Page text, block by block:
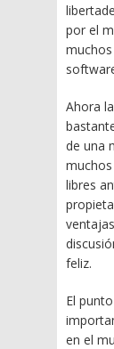
por el
Ahora
de una
libres
feliz.
El
en el